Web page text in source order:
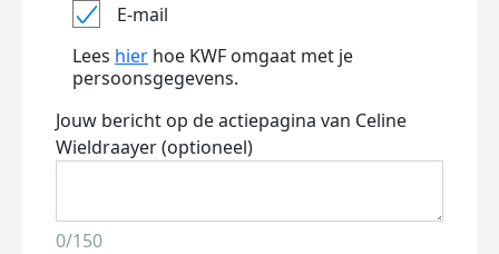
E-mail
Lees hier hoe KWF omgaat met je
persoonsgegevens.
Jouw bericht op de actiepagina van Celine
Wieldraayer (optioneel)
0/150